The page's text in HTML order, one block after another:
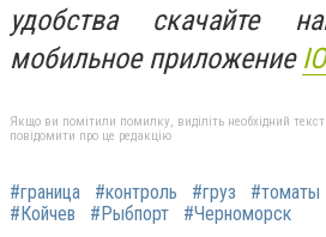
удобства скачайте
мобильное приложение
Якщо ви помітили помилку, виділіть необхідний
повідомити про це редакцію
#граница #контроль #груз #томаты
#Койчев
#Рыбпорт #Черноморск